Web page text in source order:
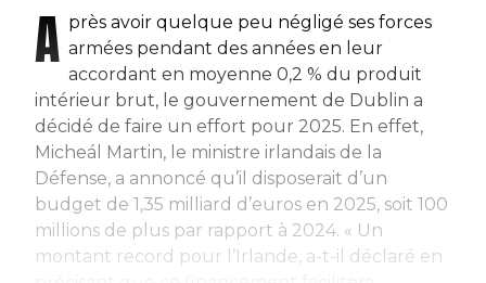
A près avoir quelque peu négligé ses forces
armées pendant des années en leur
accordant en moyenne 0,2 % du produit
intérieur brut, le gouvernement de Dublin a
décidé de faire un effort pour 2025. En effet,
Micheál Martin, le ministre irlandais de la
Défense, a annoncé qu’il disposerait d’un
budget de 1,35 milliard d’euros en 2025, soit 100
millions de plus par rapport à 2024. « Un
montant record pour l’Irlande, a-t-il déclaré en